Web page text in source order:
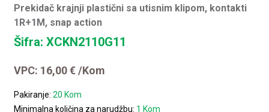
Prekidač krajnji plastični sa utisnim klipom, kontakti
1R+1M, snap action
Šifra: XCKN2110G11
VPC: 16,00€ /Kom
Pakiranje:20 Kom
Minimalna količina za narudžbu: 1 Kom